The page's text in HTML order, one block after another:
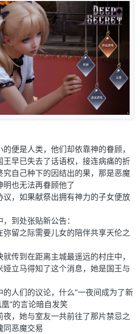
便是人类，他们却依靠神的眷顾，
王早已失去了话语权，接连病痛的折
究自己种下的因结出的果，那是恶魔
也无法再眷顾他了
议，如果献祭出拥有神力的子女便放
到处张贴新公告：
留之际需要儿女的陪伴共享天伦之
传到在距离主城最遥远的村庄中，
娅立马得知了这个消息，她是国王与
人们的议论，什么“一夜间成为了新
”的言论暗自发笑
，她与室友一共前往了那片禁忌之
同恶魔交易